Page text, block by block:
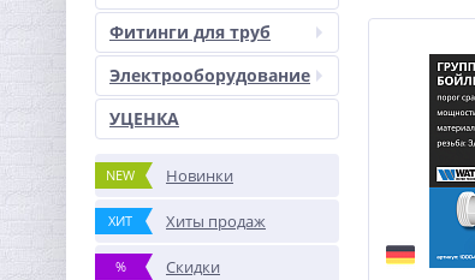
Фитинги для труб
Электрооборудование
УЦЕНКА
NEW Новинки
ХИТ Хиты продаж
% Скидки